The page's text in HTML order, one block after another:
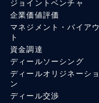
ジョイントベンチャ
企業価値評価
マネジメント・バイアウ
ト
資金調達
ディールソーシング
ディールオリジネーショ
ン
ディール交渉